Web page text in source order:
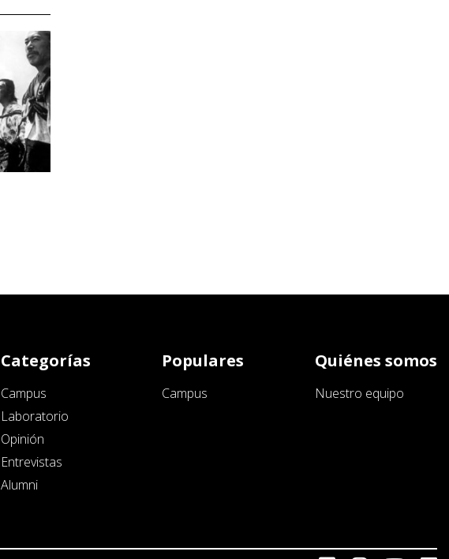
Categorías
Campus
Laboratorio
Opinión
Entrevistas
Alumni
Populares
Campus
Quiénes somos
Nuestro equipo